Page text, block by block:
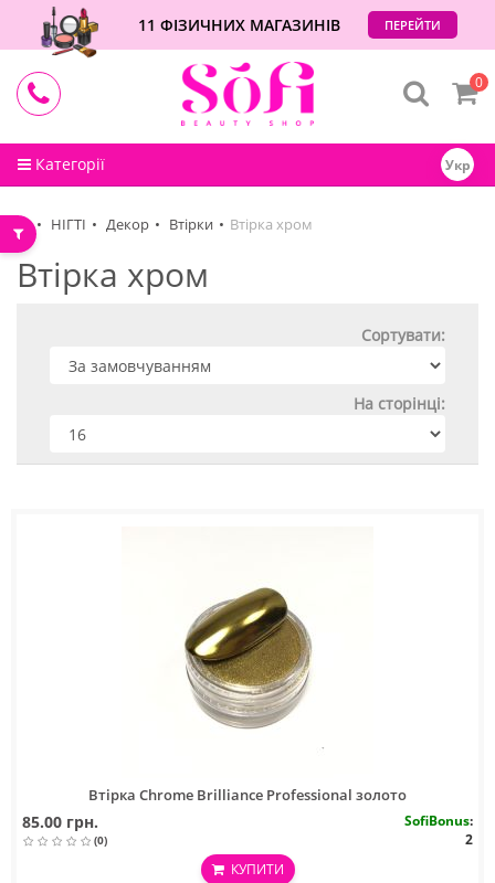
11 ФІЗИЧНИХ МАГАЗИНІВ ПЕРЕЙТИ
Категорії Укр
0
НІГТІ Декор Втірки Втірка хром
Втірка хром
Сортувати:
На сторінці:
Втірка Chrome Brilliance Professional золото
85.00 грн.
(0)
SofiBonus:
2
КУПИТИ